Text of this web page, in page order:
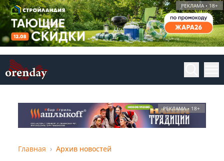
РЕКЛАМА • 18+
РЕКЛАМА • 18+
Главная Архив новостей